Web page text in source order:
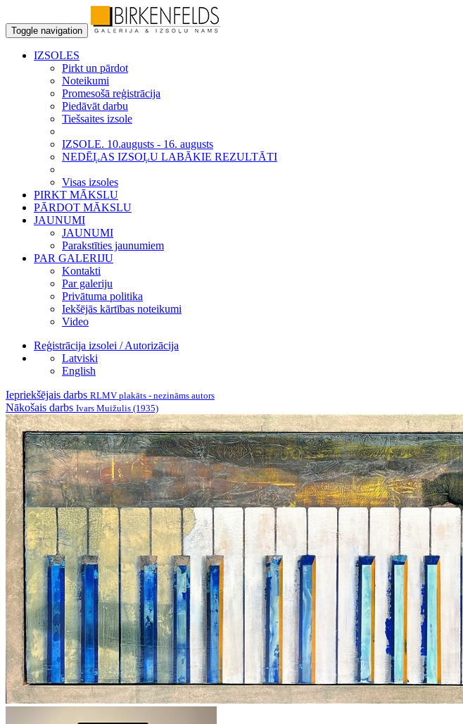
Toggle navigation
IZSOLES
Pirkt un pārdot
Noteikumi
Promesošā reģistrācija
Piedāvāt darbu
Tiešsaites izsole
IZSOLE. 10.augusts - 16. augusts
NEDĒĻAS IZSOĻU LABĀKIE REZULTĀTI
Visas izsoles
PIRKT MĀKSLU
PĀRDOT MĀKSLU
JAUNUMI
JAUNUMI
Parakstīties jaunumiem
PAR GALERIJU
Kontakti
Par galeriju
Privātuma politika
Iekšējās kārtības noteikumi
Video
Reģistrācija izsolei / Autorizācija
Latviski
English
Iepriekšējais darbs RLMV plakāts - nezināms autors
Nākošais darbs Ivars Muižulis (1935)